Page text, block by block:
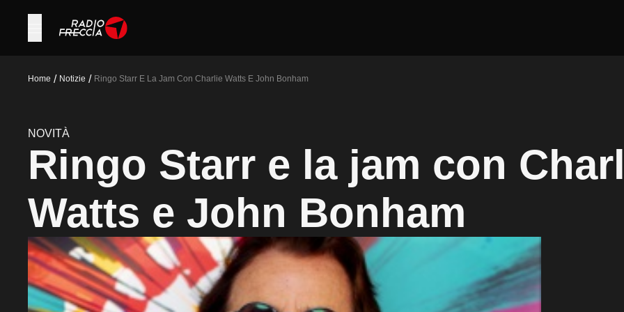
Home / Notizie / Ringo Starr E La Jam Con Charlie Watts E John Bonham
NOVITÀ
Ringo Starr e la jam con
Watts e John Bonham